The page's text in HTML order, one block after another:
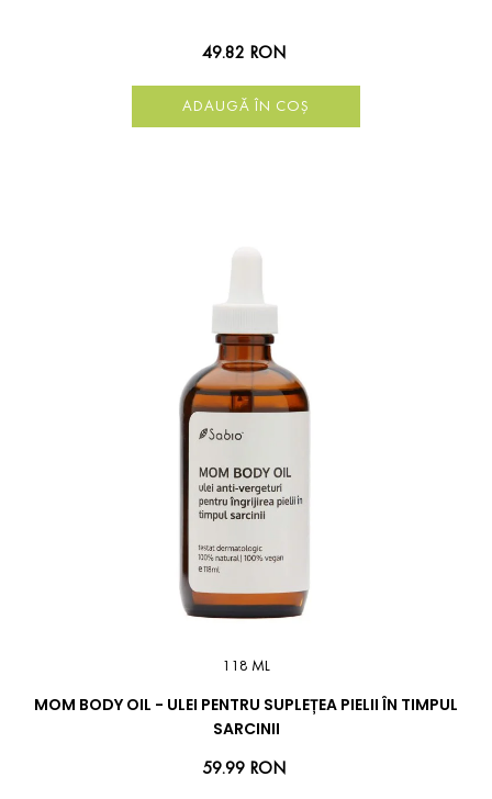
49.82 RON
ADAUGĂ ÎN COȘ
118 ML
MOM BODY OIL - ULEI PENTRU SUPLEȚEA PIELII ÎN TIMPUL
SARCINII
59.99 RON